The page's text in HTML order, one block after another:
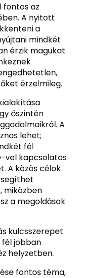
fontos az
A nyitott
a
mindkét
érzik magukat
érzelmileg.
őszintén
A
lehet;
fél
vel kapcsolatos
A közös célok
miközben
a megoldások
kulcsszerepet
fél jobban
helyzetben.
fontos téma,